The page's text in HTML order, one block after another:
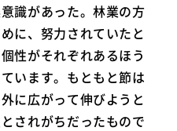
識があった。林業の方
に、努力されていたと
性がそれぞれあるほう
います。もともと節は
に広がって伸びようと
されがちだったもので